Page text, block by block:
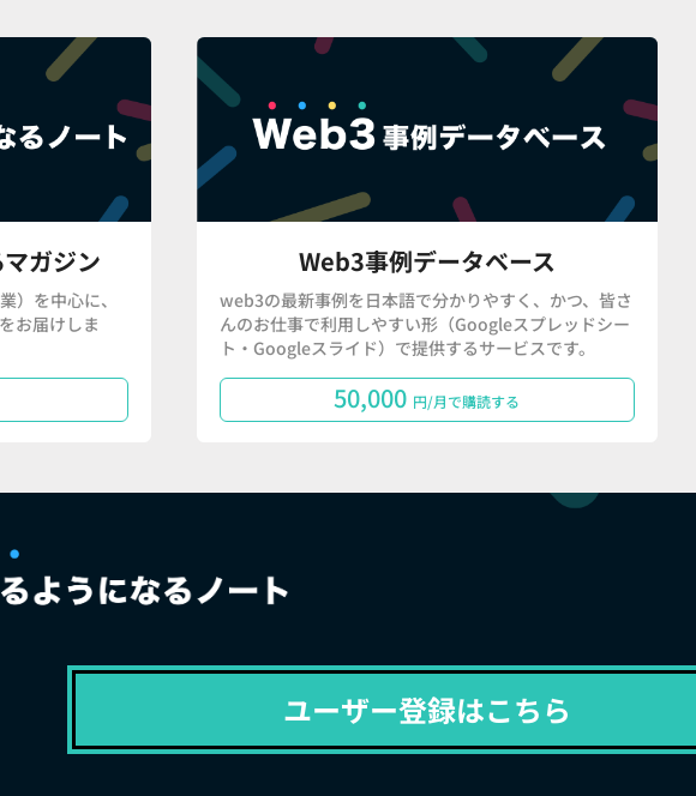
ガジン
）を中心に、
お届けしま
Web3事例データベース
web3の最新事例を日本語で分かりやすく、かつ、皆さ
んのお仕事で利用しやすい形（Googleスプレッドシー
ト・Googleスライド）で提供するサービスです。
50,000 円/月で購読する
ユーザー登録はこちら